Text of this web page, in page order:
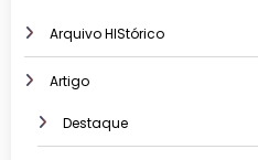
Arquivo HIStórico
Artigo
Destaque